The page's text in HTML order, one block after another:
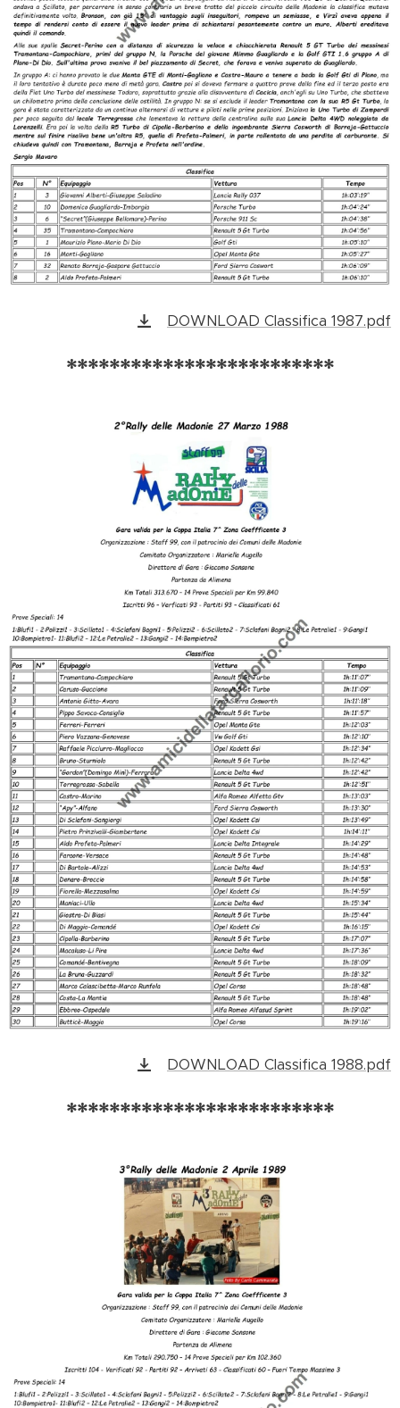
DOWNLOAD Classifica 1987.pdf
*************************
DOWNLOAD Classifica 1988.pdf
*************************